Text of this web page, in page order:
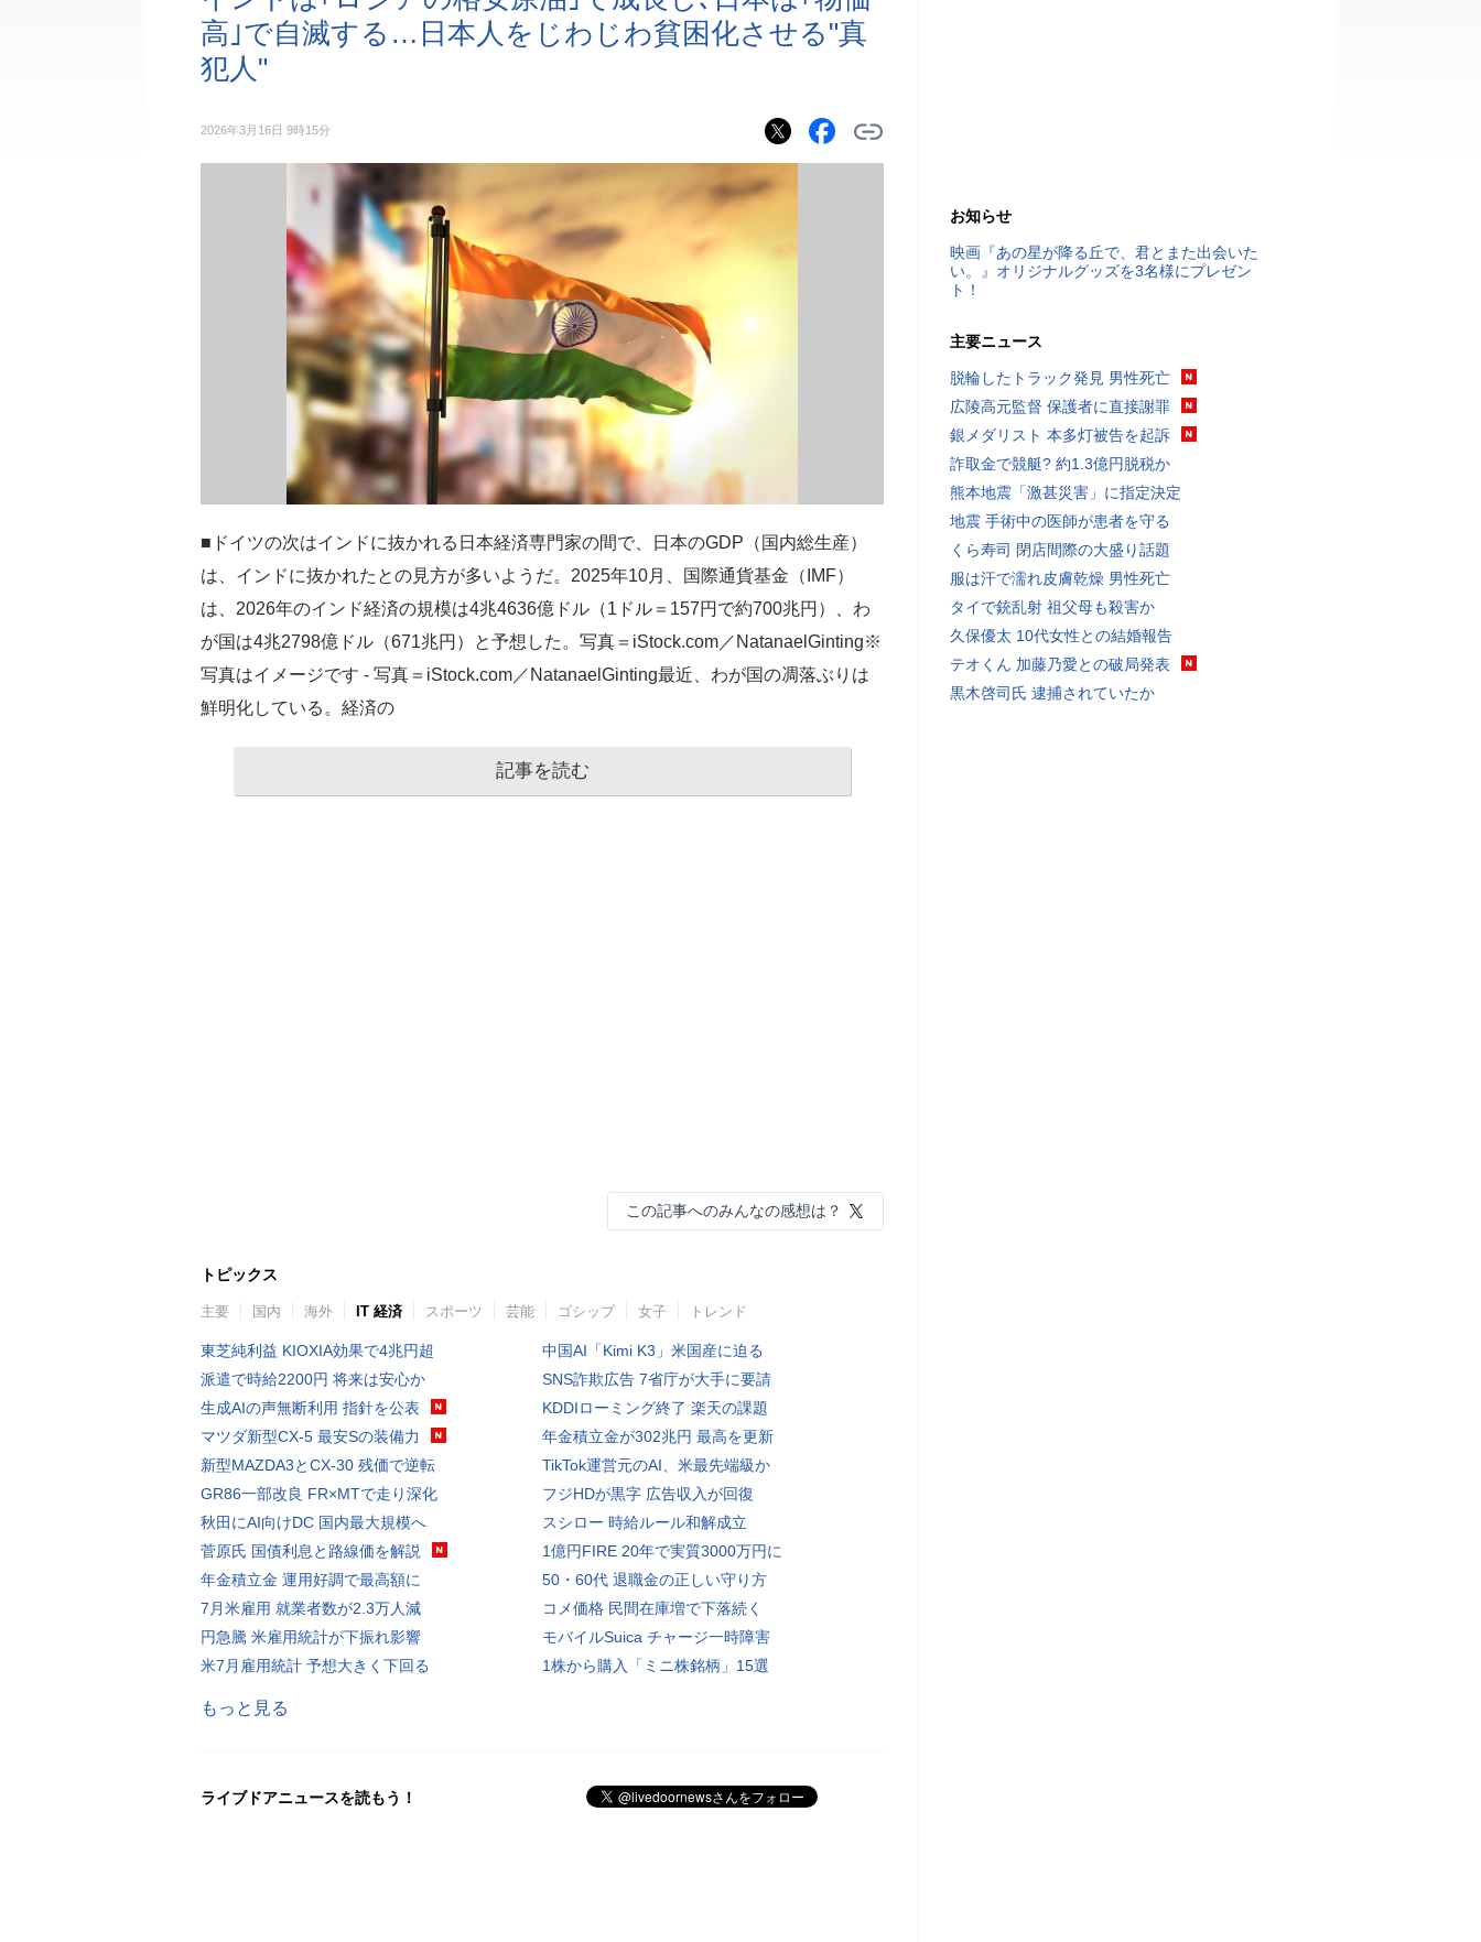
高｣で自滅する…日本人をじわじわ貧困化させる"真
犯人"
2026年3月16日 9時15分
■ドイツの次はインドに抜かれる日本経済専門家の間で、日本のGDP（国内総生産）
は、インドに抜かれたとの見方が多いようだ。2025年10月、国際通貨基金（IMF）
は、2026年のインド経済の規模は4兆4636億ドル（1ドル＝157円で約700兆円）、わ
が国は4兆2798億ドル（671兆円）と予想した。写真＝iStock.com／NatanaelGinting※
写真はイメージです - 写真＝iStock.com／NatanaelGinting最近、わが国の凋落ぶりは
鮮明化している。経済の
記事を読む
この記事へのみんなの感想は？
トピックス
主要 国内 海外 IT 経済 スポーツ 芸能 ゴシップ 女子 トレンド
東芝純利益 KIOXIA効果で4兆円超
派遣で時給2200円 将来は安心か
生成AIの声無断利用 指針を公表
マツダ新型CX-5 最安Sの装備力
新型MAZDA3とCX-30 残価で逆転
GR86一部改良 FR×MTで走り深化
秋田にAI向けDC 国内最大規模へ
菅原氏 国債利息と路線価を解説
年金積立金 運用好調で最高額に
7月米雇用 就業者数が2.3万人減
円急騰 米雇用統計が下振れ影響
米7月雇用統計 予想大きく下回る
中国AI「Kimi K3」米国産に迫る
SNS詐欺広告 7省庁が大手に要請
KDDIローミング終了 楽天の課題
年金積立金が302兆円 最高を更新
TikTok運営元のAI、米最先端級か
フジHDが黒字 広告収入が回復
スシロー 時給ルール和解成立
1億円FIRE 20年で実質3000万円に
50・60代 退職金の正しい守り方
コメ価格 民間在庫増で下落続く
モバイルSuica チャージ一時障害
1株から購入「ミニ株銘柄」15選
もっと見る
ライブドアニュースを読もう！
お知らせ
映画『あの星が降る丘で、君とまた出会いた
い。』オリジナルグッズを3名様にプレゼン
ト！
主要ニュース
脱輪したトラック発見 男性死亡
広陵高元監督 保護者に直接謝罪
銀メダリスト 本多灯被告を起訴
詐取金で競艇? 約1.3億円脱税か
熊本地震「激甚災害」に指定決定
地震 手術中の医師が患者を守る
くら寿司 閉店間際の大盛り話題
服は汗で濡れ皮膚乾燥 男性死亡
タイで銃乱射 祖父母も殺害か
久保優太 10代女性との結婚報告
テオくん 加藤乃愛との破局発表
黒木啓司氏 逮捕されていたか